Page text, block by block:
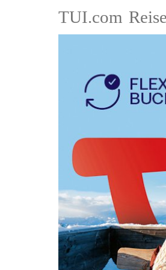
TUI.com